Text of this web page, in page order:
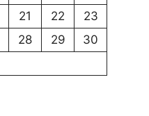
21 22
23
28 29
30